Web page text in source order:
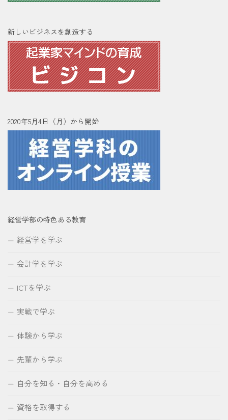
新しいビジネスを創造する
2020年5月4日（月）から開始
経営学部の特色ある教育
経営学を学ぶ
会計学を学ぶ
ICTを学ぶ
実戦で学ぶ
体験から学ぶ
先輩から学ぶ
自分を知る・自分を高める
資格を取得する